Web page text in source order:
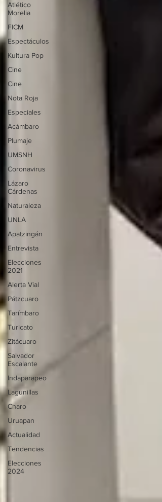
Atlético
Morelia
FICM
Espectáculos
Kultura Pop
Cine
Cine
Nota Roja
Especiales
Acámbaro
Plumaje
UMSNH
Coronavirus
Lázaro
Cárdenas
Naturaleza
UNLA
Apatzingán
Entrevista
Elecciones
2021
Alerta Vial
Pátzcuaro
Tarímbaro
Turicato
Zitácuaro
Salvador
Escalante
Indaparapeo
Lagunillas
Charo
Uruapan
Actualidad
Tendencias
Elecciones
2024